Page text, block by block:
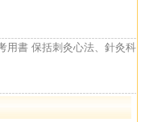
用書 保括刺灸心法、針灸科